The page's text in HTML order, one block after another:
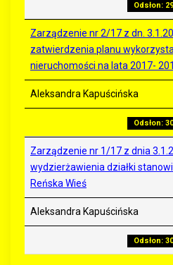
Odsłon:
Zarządzenie nr 2/17 z dn.
zatwierdzenia planu
nieruchomości na lata 2017-
Aleksandra Kapuścińska
Odsłon:
Zarządzenie nr 1/17 z dnia
wydzierżawienia działki
Reńska Wieś
Aleksandra Kapuścińska
Odsłon: